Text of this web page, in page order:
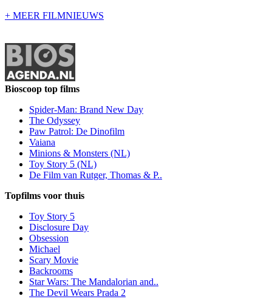
+ MEER FILMNIEUWS
Bioscoop top films
Spider-Man: Brand New Day
The Odyssey
Paw Patrol: De Dinofilm
Vaiana
Minions & Monsters (NL)
Toy Story 5 (NL)
De Film van Rutger, Thomas & P..
Topfilms voor thuis
Toy Story 5
Disclosure Day
Obsession
Michael
Scary Movie
Backrooms
Star Wars: The Mandalorian and..
The Devil Wears Prada 2